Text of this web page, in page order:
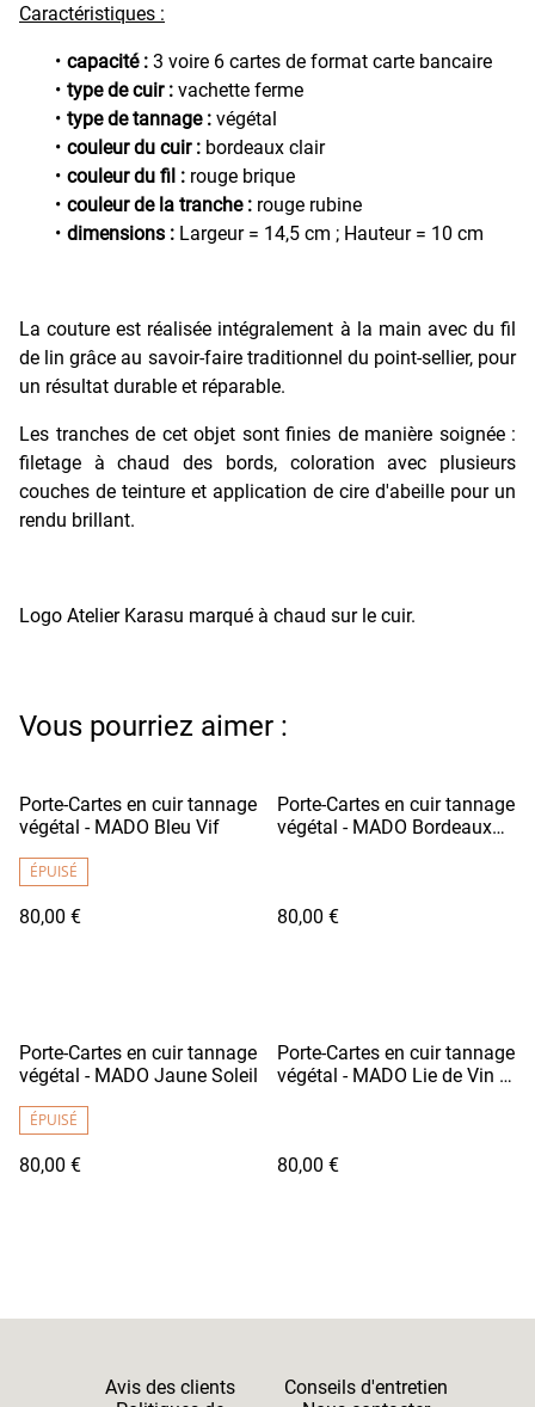
Caractéristiques :
capacité : 3 voire 6 cartes de format carte bancaire
type de cuir : vachette ferme
type de tannage : végétal
couleur du cuir : bordeaux clair
couleur du fil : rouge brique
couleur de la tranche : rouge rubine
dimensions : Largeur = 14,5 cm ; Hauteur = 10 cm
La couture est réalisée intégralement à la main avec du fil
de lin grâce au savoir-faire traditionnel du point-sellier, pour
un résultat durable et réparable.
Les tranches de cet objet sont finies de manière soignée :
filetage à chaud des bords, coloration avec plusieurs
couches de teinture et application de cire d'abeille pour un
rendu brillant.
Logo Atelier Karasu marqué à chaud sur le cuir.
Vous pourriez aimer :
Porte-Cartes en cuir tannage
végétal - MADO Bleu Vif
ÉPUISÉ
80,00 €
Porte-Cartes en cuir tannage
végétal - MADO Bordeaux
80,00 €
Porte-Cartes en cuir tannage
végétal - MADO Jaune Soleil
ÉPUISÉ
80,00 €
Porte-Cartes en cuir tannage
végétal - MADO Lie de Vin /
80,00 €
Avis des clients
Conseils d'entretien